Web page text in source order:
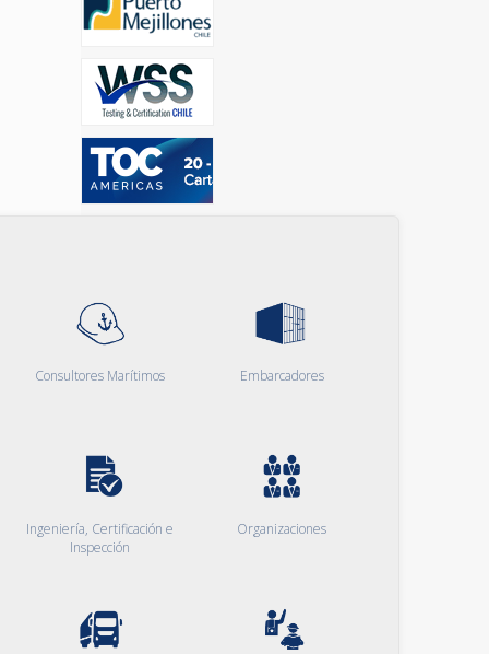
Consultores Marítimos Embarcadores
Ingeniería, Certificación e
Inspección
Organizaciones